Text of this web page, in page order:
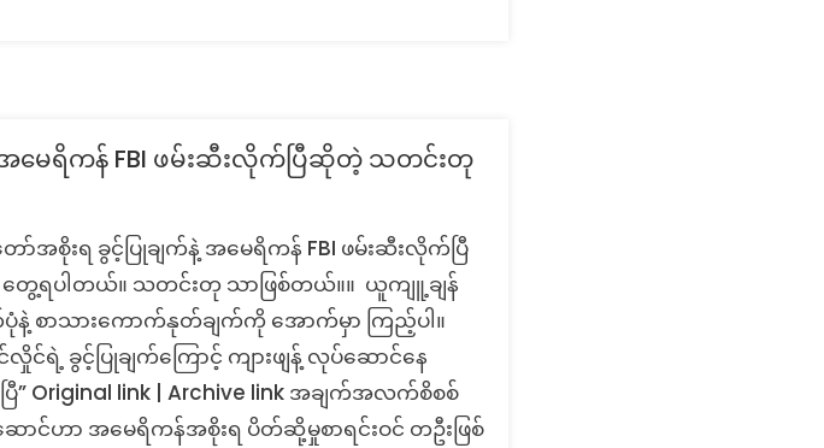
သူ အမေရိကန် FBI ဖမ်းဆီးလိုက်ပြီဆိုတဲ့ သတင်းတု
ော်အစိုးရ ခွင့်ပြုချက်နဲ့ အမေရိကန် FBI ဖမ်းဆီးလိုက်ပြီ
ေ့ရပါတယ်။ သတင်းတု သာဖြစ်တယ်။။ ယူကျူ့ချန်
နဲ့ စာသားကောက်နုတ်ချက်ကို အောက်မှာ ကြည့်ပါ။
င်ရဲ့ ခွင့်ပြုချက်ကြောင့် ကျားဖျန့် လုပ်ဆောင်နေ
ြီ” Original link | Archive link အချက်အလက်စိစစ်
ာင်ဟာ အမေရိကန်အစိုးရ ပိတ်ဆို့မှုစာရင်းဝင် တဦးဖြစ်